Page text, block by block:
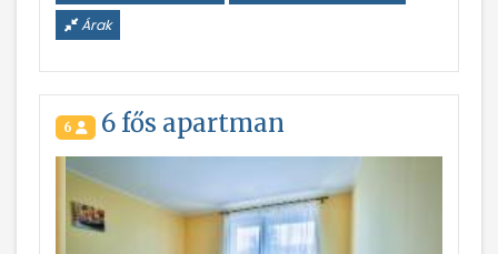
Árak
6 6 fős apartman